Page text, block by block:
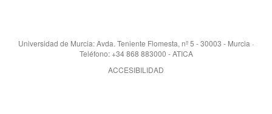
Universidad de Murcia: Avda. Teniente Flomesta, nº 5 - 30003 - Murcia ·
Teléfono: +34 868 883000 - ATICA
ACCESIBILIDAD